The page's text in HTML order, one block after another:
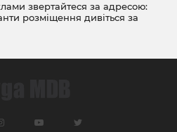
звертайтеся за адресою:
розміщення дивіться за